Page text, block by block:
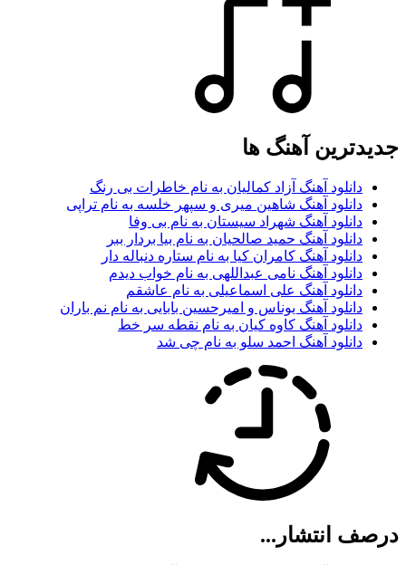
جدیدترین آهنگ ها
دانلود آهنگ آزاد کمالیان به نام خاطرات بی رنگ
دانلود آهنگ شاهین میری و سپهر خلسه به نام تراپی
دانلود آهنگ شهراد سیستان به نام بی وفا
دانلود آهنگ حمید صالحیان به نام بیا بردار ببر
دانلود آهنگ کامران کیا به نام ستاره دنباله دار
دانلود آهنگ نامی عبداللهی به نام خواب دیدم
دانلود آهنگ علی اسماعیلی به نام عاشقم
دانلود آهنگ یوناس و امیرحسین بابایی به نام نم باران
دانلود آهنگ کاوه کیان به نام نقطه سر خط
دانلود آهنگ احمد سلو به نام چی شد
درصف انتشار...